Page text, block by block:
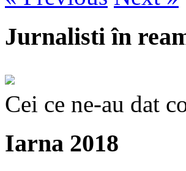
Jurnalisti în
Cei ce ne-au dat
Iarna 2018